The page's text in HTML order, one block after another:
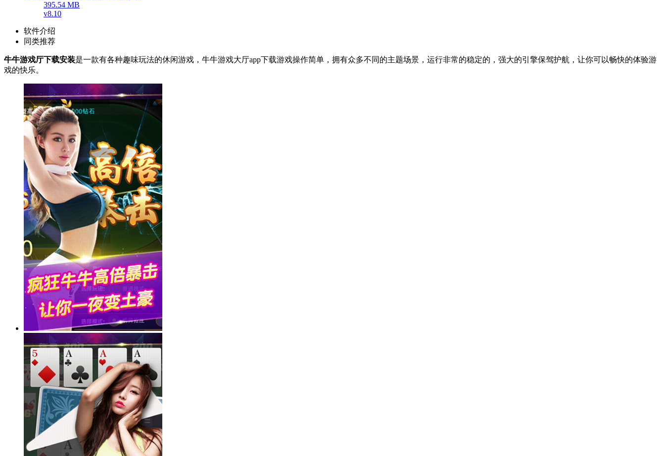
395.54 MB
v8.10
软件介绍
同类推荐
牛牛游戏厅下载安装是一款有各种趣味玩法的休闲游戏，牛牛游戏大厅app下载游戏操作简单，拥有众多不同的主题场景，运行非常的稳定的，强大的引擎保驾护航，让你可以畅快的体验游
戏的快乐。